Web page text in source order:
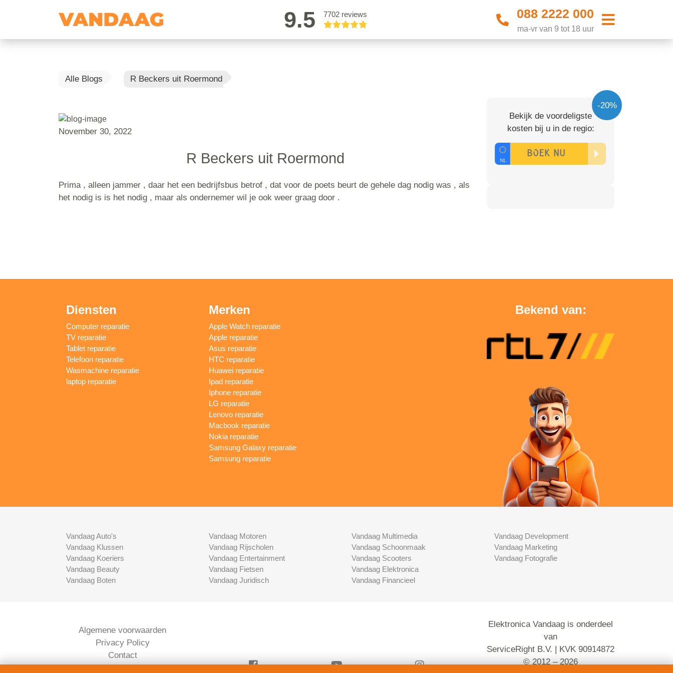
9.5 7702 reviews 088 2222 000
ma-vr van 9 tot 18 uur
Alle Blogs R Beckers uit Roermond
November 30, 2022
R Beckers uit Roermond
Prima , alleen jammer , daar het een bedrijfsbus betrof , dat voor de poets beurt de gehele dag nodig was , als
het nodig is is het nodig , maar als ondernemer wil je ook weer graag door .
-20%
Bekijk de voordeligste
kosten bij u in de regio:
Diensten
Computer reparatie
TV reparatie
Tablet reparatie
Telefoon reparatie
Wasmachine reparatie
laptop reparatie
Merken
Apple Watch reparatie
Apple reparatie
Asus reparatie
HTC reparatie
Huawei reparatie
Ipad reparatie
Iphone reparatie
LG reparatie
Lenovo reparatie
Macbook reparatie
Nokia reparatie
Samsung Galaxy reparatie
Samsung reparatie
Bekend van:
Vandaag Auto's
Vandaag Klussen
Vandaag Koeriers
Vandaag Beauty
Vandaag Boten
Vandaag Motoren
Vandaag Rijscholen
Vandaag Entertainment
Vandaag Fietsen
Vandaag Juridisch
Vandaag Multimedia
Vandaag Schoonmaak
Vandaag Scooters
Vandaag Elektronica
Vandaag Financieel
Vandaag Development
Vandaag Marketing
Vandaag Fotografie
Algemene voorwaarden
Privacy Policy
Contact
Elektronica Vandaag is onderdeel
van
ServiceRight B.V. | KVK 90914872
© 2012 – 2026